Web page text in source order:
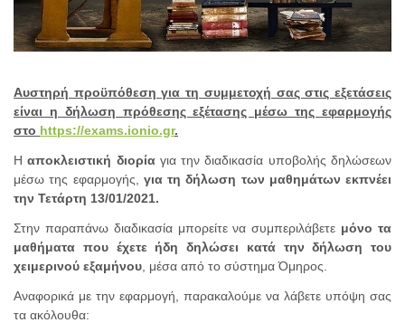
Αυστηρή προϋπόθεση για τη συμμετοχή σας στις εξετάσεις
είναι η δήλωση πρόθεσης εξέτασης μέσω της εφαρμογής
στο https://exams.ionio.gr.
Ηαποκλειστική διορίαγια την διαδικασία υποβολής δηλώσεων
μέσω της εφαρμογής, για τη δήλωση των μαθημάτων εκπνέει
την Τετάρτη 13/01/2021.
Στην παραπάνω διαδικασία μπορείτε να συμπεριλάβετε μόνο τα
μαθήματα που έχετε ήδη δηλώσει κατά την δήλωση του
χειμερινού εξαμήνου , μέσα από το σύστημα Όμηρος.
Αναφορικά με την εφαρμογή, παρακαλούμε να λάβετε υπόψη σας
τα ακόλουθα: